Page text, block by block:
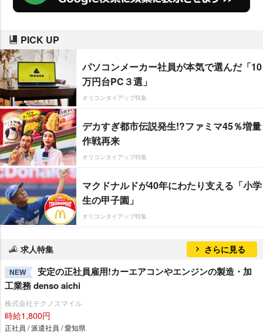
PICK UP
パソコンメーカー社員が本気で選んだ「10
万円台PC３選」
オリコンタイアップ特集
デカすぎ都市伝説発生!?ファミマ45％増量
作戦再来
オリコンタイアップ特集
マクドナルドが40年にわたり支える「小学
生の甲子園」
オリコンタイアップ特集
求人特集 さらに見る
NEW
安定の正社員雇用!カーエアコンやエンジンの製造・加
工業務 denso aichi
株式会社テクノスマイル
時給1,800円
正社員 / 派遣社員 / 愛知県